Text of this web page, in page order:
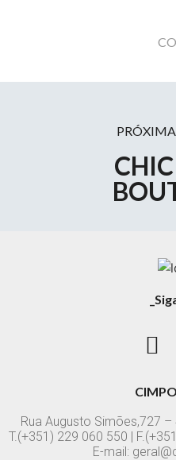
Rua Augusto Simões,727
T.(+351) 229 060 550
E-mail: